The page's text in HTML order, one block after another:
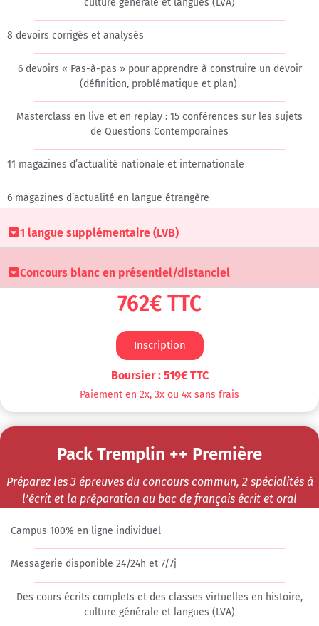
8 devoirs corrigés et analysés​
6 devoirs « Pas-à-pas » pour apprendre à construire un devoir
(définition, problématique et plan)
Masterclass en live et en replay : 15 conférences sur les sujets
de Questions Contemporaines​
11 magazines d’actualité nationale et internationale
6 magazines d’actualité en langue étrangère ​
1 langue supplémentaire (LVB)
Concours blanc en présentiel/distanciel
762€ TTC
Inscription
Boursier : 519€ TTC
Paiement en 2x, 3x ou 4x sans frais
Pack Tremplin ++ Première
Préparez les 3 épreuves du concours commun, 2 spécialités à
l’écrit​ et la préparation au bac de français écrit et oral
Campus 100% en ligne individuel​
Messagerie disponible 24/24h et 7/7j
Des cours écrits complets et des classes virtuelles en histoire,
culture générale et langues (LVA)